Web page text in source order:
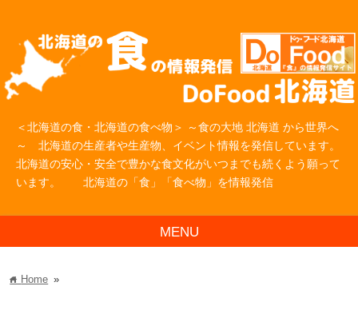
＜北海道の食・北海道の食べ物＞ ～食の大地 北海道 から世界へ
～ 北海道の生産者や生産物、イベント情報を発信しています。
北海道の安心・安全で豊かな食文化がいつまでも続くよう願って
います。 北海道の「食」「食べ物」を情報発信
MENU
home Home »